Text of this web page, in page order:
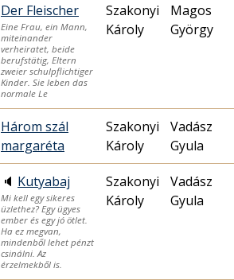
Der Fleischer
Eine Frau, ein Mann,
miteinander
verheiratet, beide
berufstätig, Eltern
zweier schulpflichtiger
Kinder. Sie leben das
normale Le
Szakonyi
Károly
Magos
György
Három szál
margaréta
Szakonyi
Károly
Vadász
Gyula
🔈 Kutyabaj
Mi kell egy sikeres
üzlethez? Egy ügyes
ember és egy jó ötlet.
Ha ez megvan,
mindenből lehet pénzt
csinálni. Az
érzelmekből is.
Szakonyi
Károly
Vadász
Gyula